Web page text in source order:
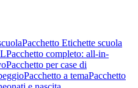
Pacchetto Etichette scuola
Pacchetto completo: all-in-
Pacchetto per case di
Pacchetto a temaPacchetto